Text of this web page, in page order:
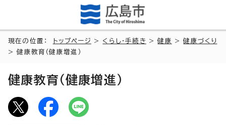
現在の位置： トップページ > くらし・手続き >健康 >健康づくり
> 健康教育（健康増進）
健康教育（健康増進）